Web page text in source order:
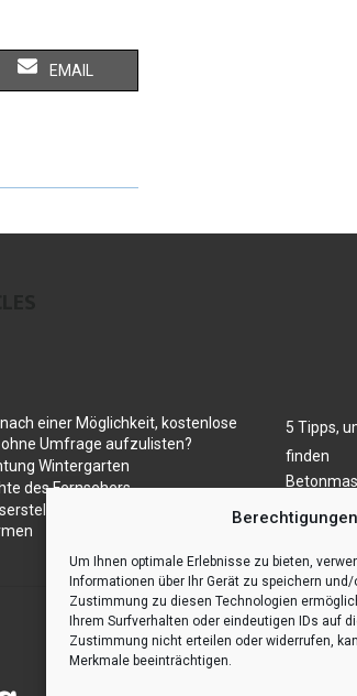
Um Ihnen optimale Erlebnisse zu bieten,
Informationen über Ihr Gerät zu speichern
Zustimmung zu diesen Technologien
Ihrem Surfverhalten oder eindeutigen IDs auf
Zustimmung nicht erteilen oder widerrufen,
Merkmale beeinträchtigen.
EMAIL
einer Möglichkeit, kostenlose
ohne Umfrage aufzulisten?
Wintergarten
des Fernsehers
für Umzugs- und/oder
5 Tipps,
finden
Die